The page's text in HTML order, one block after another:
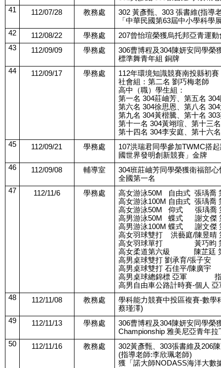
41
112/07/28 教務處
302 黃彥甄、303 張書維(指導
「中華民國第63屆中小學科學
42
112/08/22 學務處
207曾怡瑄榮獲烏托邦亞青運動
43
112/09/09 學務處
306曹博程及304陳妍安同學榮
標準舞青年組 銅牌
44
112/09/17 學務處
112年環境知識競賽南投縣初賽
社會組：第二名 劉巧梅老師
高中（職）學生組：
第一名 304莊岫芳、第五名
第六名 304徐思恩、第八名
第九名 304黃楷騰、第十名
第十一名 304黃翊瑄、第十三
第十四名 304李安庭、第十六
45
112/09/21 學務處
107洪瑞君同學參加TWMC搭
國世界發明創新競賽」金牌
46
112/09/08 輔導室
304班莊岫芳同學榮獲衛福部
全國第一名
47
112/11/6 學務處
高女游泳50M   自由式  張瑀
高女游泳100M 自由式  張瑀喬
高女游泳50M   仰式      張瑀
高男游泳50M   蝶式      謝文
高男游泳100M 蝶式      謝文
高女羽球雙打    洪藝庭/陳昱
高女羽球單打                黃巧
高女柔道第六級            陳芷
高男桌球雙打 劉承育/張子安
高男桌球雙打 石佳平/陳廣宇
高男桌球總錦標 亞軍
高男自由車公路計時賽-個人 亞
48
112/11/08 教務處
學科能力競賽中投區複賽-數學
蔡瑾澤)
49
112/11/13 學務處
306曹博程及304陳妍安同學榮
Championship 雅美尼亞青年
50
112/11/16 教務處
302黃彥甄、303張書維及206
(指導老師:李欣珮老師)
獲「諾大師NODASS海洋大數